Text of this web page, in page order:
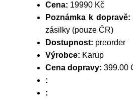
Cena: 19990 Kč
Poznámka k dopravě:
zásilky (pouze ČR)
Dostupnost: preorder
Výrobce: Karup
Cena dopravy: 399.00
:
: